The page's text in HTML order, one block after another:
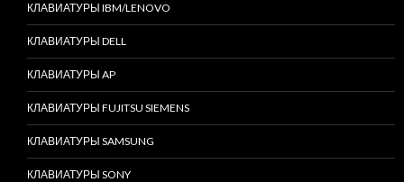
КЛАВИАТУРЫ IBM/LENOVO
КЛАВИАТУРЫ DELL
КЛАВИАТУРЫ AP
КЛАВИАТУРЫ FUJITSU SIEMENS
КЛАВИАТУРЫ SAMSUNG
КЛАВИАТУРЫ SONY